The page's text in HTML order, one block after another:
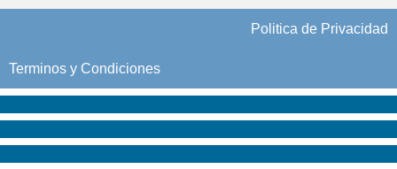
Politica de Privacidad
Terminos y Condiciones